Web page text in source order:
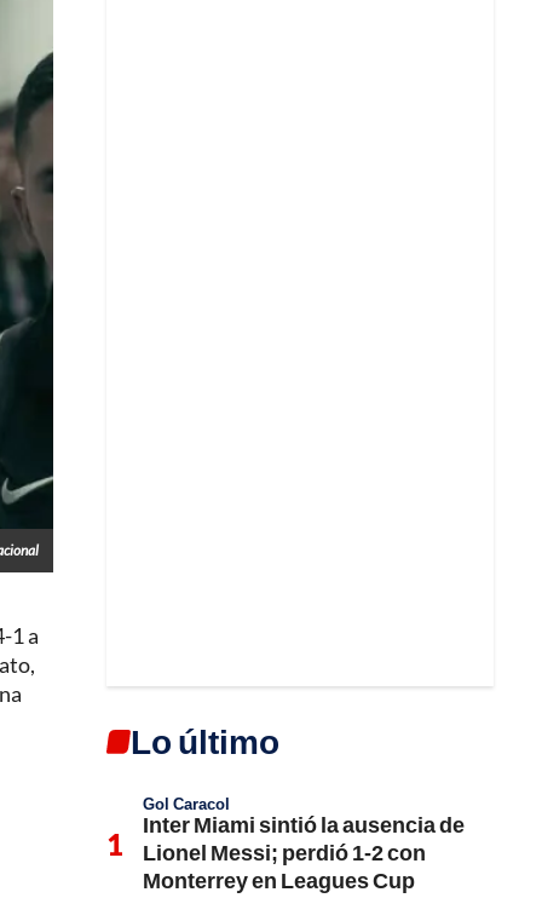
1 a
Lo último
Gol Caracol
Inter Miami sintió la ausencia de
Lionel Messi; perdió 1-2 con
Monterrey en Leagues Cup